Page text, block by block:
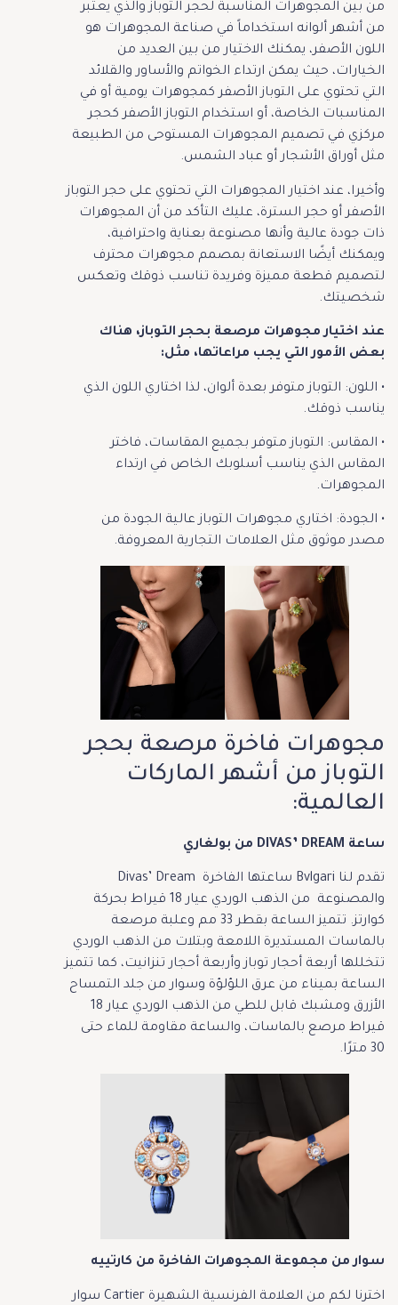
من بين المجوهرات المناسبة لحجر التوباز والذي يعتبر
من أشهر ألوانه استخداماً في صناعة المجوهرات هو
اللون الأصفر، يمكنك الاختيار من بين العديد من
الخيارات، حيث يمكن ارتداء الخواتم والأساور والقلائد
التي تحتوي على التوباز الأصفر كمجوهرات يومية أو في
المناسبات الخاصة، أو استخدام التوباز الأصفر كحجر
مركزي في تصميم المجوهرات المستوحى من الطبيعة
مثل أوراق الأشجار أو عباد الشمس.
وأخيرا، عند اختيار المجوهرات التي تحتوي على حجر التوباز
الأصفر أو حجر السترة، عليك التأكد من أن المجوهرات
ذات جودة عالية وأنها مصنوعة بعناية واحترافية،
ويمكنك أيضًا الاستعانة بمصمم مجوهرات محترف
لتصميم قطعة مميزة وفريدة تناسب ذوقك وتعكس
شخصيتك.
عند اختيار مجوهرات مرصعة بحجر التوباز، هناك
بعض الأمور التي يجب مراعاتها، مثل:
• اللون: التوباز متوفر بعدة ألوان، لذا اختاري اللون الذي
يناسب ذوقك.
• المقاس: التوباز متوفر بجميع المقاسات، فاختر
المقاس الذي يناسب أسلوبك الخاص في ارتداء
المجوهرات.
• الجودة: اختاري مجوهرات التوباز عالية الجودة من
مصدر موثوق مثل العلامات التجارية المعروفة.
مجوهرات فاخرة مرصعة بحجر
التوباز من أشهر الماركات
العالمية:
ساعة DIVAS’ DREAM من بولغاري
تقدم لنا Bvlgari ساعتها الفاخرة Divas’ Dream
والمصنوعة من الذهب الوردي عيار 18 قيراط بحركة
كوارتز. تتميز الساعة بقطر 33 مم وعلبة مرصعة
بالماسات المستديرة اللامعة وبتلات من الذهب الوردي
تتخللها أربعة أحجار توباز وأربعة أحجار تنزانيت، كما تتميز
الساعة بميناء من عرق اللؤلؤة وسوار من جلد التمساح
الأزرق ومشبك قابل للطي من الذهب الوردي عيار 18
قيراط مرصع بالماسات، والساعة مقاومة للماء حتى
30 مترًا.
سوار من مجموعة المجوهرات الفاخرة من كارتييه
اخترنا لكم من العلامة الفرنسية الشهيرة Cartier سوار